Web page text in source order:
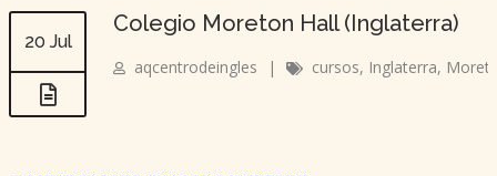
20 Jul
Colegio Moreton Hall (Inglaterra)
aqcentrodeingles | cursos, Inglaterra,